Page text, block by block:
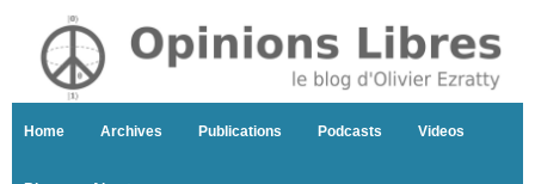
Home Archives Publications Podcasts Videos